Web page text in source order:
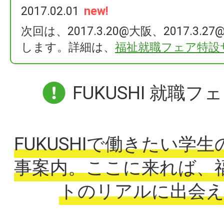
2017.02.01 new!
次回は、2017.3.20@大阪、
します。詳細は、 福祉就職フェア特設
FUKUSHI 就職フ
FUKUSHIで働きたい学生
事案内。ここに来れば、
トのリアルに出会